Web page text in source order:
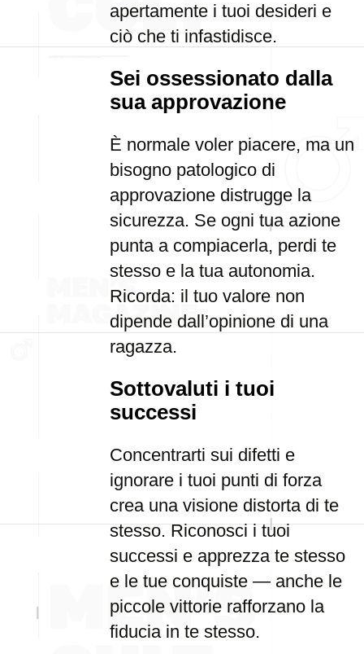
apertamente i tuoi desideri e
ciò che ti infastidisce.
Sei ossessionato dalla
sua approvazione
È normale voler piacere, ma un
bisogno patologico di
approvazione distrugge la
sicurezza. Se ogni tua azione
punta a compiacerla, perdi te
stesso e la tua autonomia.
Ricorda: il tuo valore non
dipende dall’opinione di una
ragazza.
Sottovaluti i tuoi
successi
Concentrarti sui difetti e
ignorare i tuoi punti di forza
crea una visione distorta di te
stesso. Riconosci i tuoi
successi e apprezza te stesso
e le tue conquiste — anche le
piccole vittorie rafforzano la
fiducia in te stesso.